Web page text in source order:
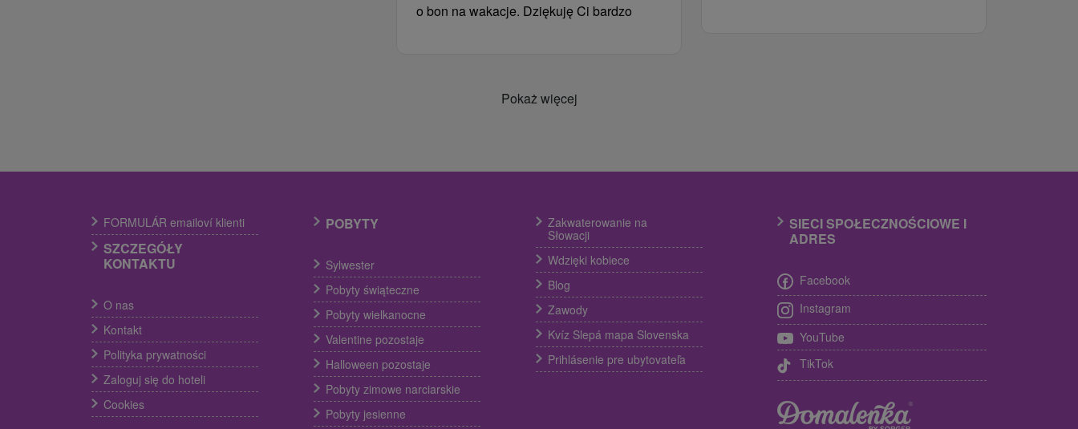
o bon na wakacje. Dziękuję Ci bardzo
Pokaż więcej
FORMULÁR emailoví klienti
SZCZEGÓŁY
KONTAKTU
O nas
Kontakt
Polityka prywatności
Zaloguj się do hoteli
Cookies
POBYTY
Sylwester
Pobyty świąteczne
Pobyty wielkanocne
Valentine pozostaje
Halloween pozostaje
Pobyty zimowe narciarskie
Pobyty jesienne
Zakwaterowanie na
Słowacji
Wdzięki kobiece
Blog
Zawody
Kvíz Slepá mapa Slovenska
Prihlásenie pre ubytovateľa
SIECI SPOŁECZNOŚCIOWE I
ADRES
Facebook
Instagram
YouTube
TikTok